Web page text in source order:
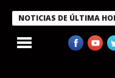
NOTICIAS DE ÚLTIMA
condecora a